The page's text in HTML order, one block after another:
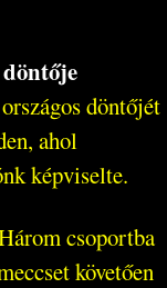
döntőjét
ahol
képviselte.
csoportba
követően